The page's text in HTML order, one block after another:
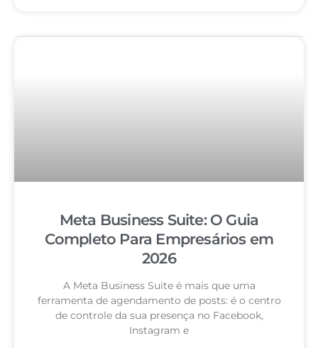
Meta Business Suite: O Guia
Completo Para Empresários em
2026
A Meta Business Suite é mais que uma
ferramenta de agendamento de posts: é o centro
de controle da sua presença no Facebook,
Instagram e